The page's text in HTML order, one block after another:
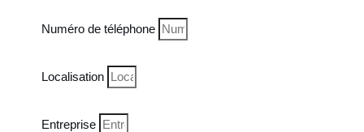
Numéro de téléphone
Localisation
Entreprise